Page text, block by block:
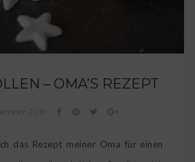
– OMA’S REZEPT
2019
das Rezept meiner Oma für einen